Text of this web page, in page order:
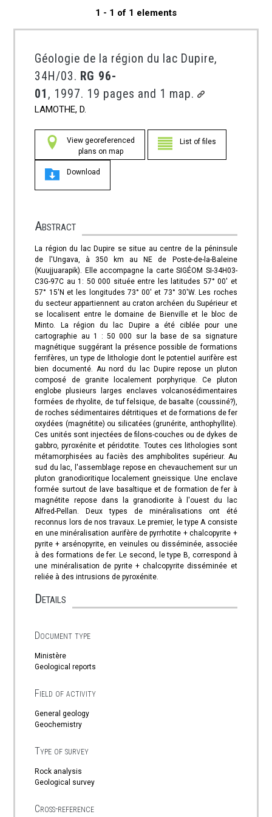
1 - 1 of 1 elements
Géologie de la région du lac Dupire,
34H/03. RG 96-
01 , 1997. 19 pages and 1 map.
LAMOTHE, D.
View georeferenced
plans on map
List of files
Download
Abstract
La région du lac Dupire se situe au centre de la péninsule
de l'Ungava, à 350 km au NE de Poste-de-la-Baleine
(Kuujjuarapik). Elle accompagne la carte SIGÉOM SI-34H03-
C3G-97C au 1: 50 000 située entre les latitudes 57° 00' et
57° 15'N et les longitudes 73° 00' et 73° 30'W. Les roches
du secteur appartiennent au craton archéen du Supérieur et
se localisent entre le domaine de Bienville et le bloc de
Minto. La région du lac Dupire a été ciblée pour une
cartographie au 1 : 50 000 sur la base de sa signature
magnétique suggérant la présence possible de formations
ferrifères, un type de lithologie dont le potentiel aurifère est
bien documenté. Au nord du lac Dupire repose un pluton
composé de granite localement porphyrique. Ce pluton
englobe plusieurs larges enclaves volcanosédimentaires
formées de rhyolite, de tuf felsique, de basalte (coussiné?),
de roches sédimentaires détritiques et de formations de fer
oxydées (magnétite) ou silicatées (grunérite, anthophyllite).
Ces unités sont injectées de filons-couches ou de dykes de
gabbro, pyroxénite et péridotite. Toutes ces lithologies sont
métamorphisées au faciès des amphibolites supérieur. Au
sud du lac, l'assemblage repose en chevauchement sur un
pluton granodioritique localement gneissique. Une enclave
formée surtout de lave basaltique et de formation de fer à
magnétite repose dans la granodiorite à l'ouest du lac
Alfred-Pellan. Deux types de minéralisations ont été
reconnus lors de nos travaux. Le premier, le type A consiste
en une minéralisation aurifère de pyrrhotite + chalcopyrite +
pyrite + arsénopyrite, en veinules ou disséminée, associée
à des formations de fer. Le second, le type B, correspond à
une minéralisation de pyrite + chalcopyrite disséminée et
reliée à des intrusions de pyroxénite.
Details
Document type
Ministère
Geological reports
Field of activity
General geology
Geochemistry
Type of survey
Rock analysis
Geological survey
Cross-reference